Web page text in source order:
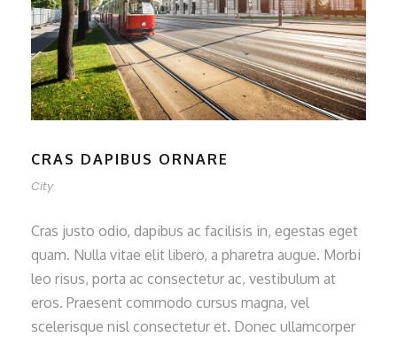
CRAS DAPIBUS ORNARE
City
Cras justo odio, dapibus ac facilisis in, egestas eget
quam. Nulla vitae elit libero, a pharetra augue. Morbi
leo risus, porta ac consectetur ac, vestibulum at
eros. Praesent commodo cursus magna, vel
scelerisque nisl consectetur et. Donec ullamcorper